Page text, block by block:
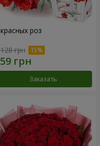
роз
грн
Заказать